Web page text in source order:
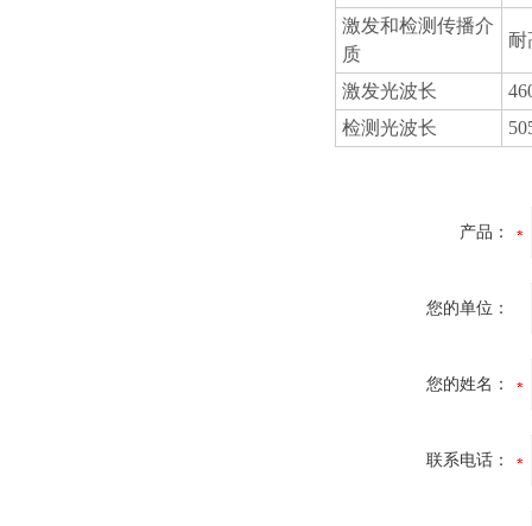
激发和检测传播介
质
耐
激发光波长
检测光波长
产品：
您的单位：
您的姓名：
联系电话：